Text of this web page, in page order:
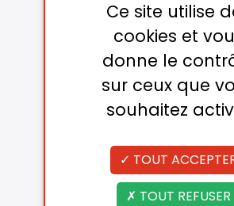
Ce site utilise
cookies et
donne le
sur ceux que
souhaitez
TOUT
TOUT REFUSER